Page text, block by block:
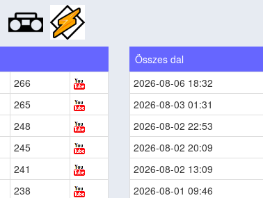
266
265
248
245
241
238
Összes dal
2026-08-06 18:32
2026-08-03 01:31
2026-08-02 22:53
2026-08-02 20:09
2026-08-02 13:09
2026-08-01 09:46